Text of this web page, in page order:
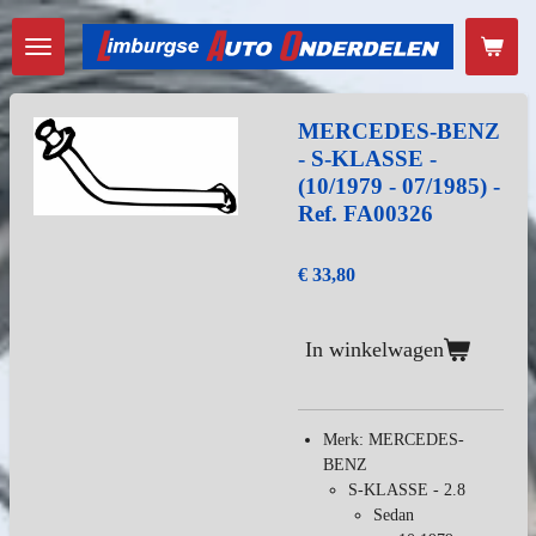
Ga
direct
naar
de
hoofdinhoud
MERCEDES-BENZ
- S-KLASSE -
(10/1979 - 07/1985) -
Ref. FA00326
€ 33,80
In winkelwagen
Merk: MERCEDES-
BENZ
S-KLASSE - 2.8
Sedan